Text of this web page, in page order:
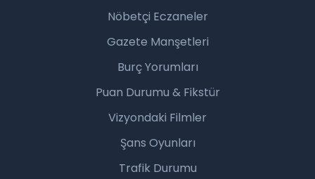
Nöbetçi Eczaneler
Gazete Manşetleri
Burç Yorumları
Puan Durumu & Fikstür
Vizyondaki Filmler
Şans Oyunları
Trafik Durumu